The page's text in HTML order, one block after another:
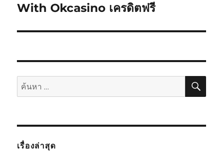
ต่อ
With Okcasino เครดิตฟรี
ค้นหา: ค้น
เรื่องล่าสุด